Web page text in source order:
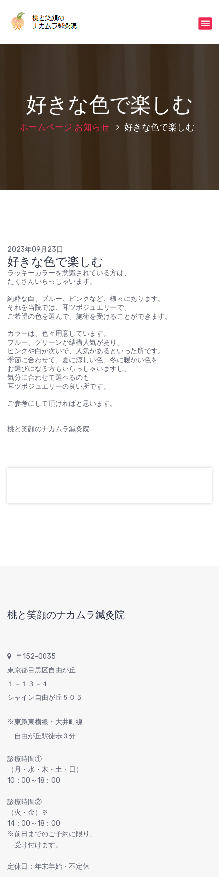
不眠・冷え・ストレスはご相談下さい
好きな色で楽しむ
ホームページ お知らせ 好きな色で楽しむ
2023年09月23日
好きな色で楽しむ
ラッキーカラーを意識されている方は、
たくさんいらっしゃいます。
純粋な白、ブルー、ピンクなど、様々にあります。
それを当院では、耳ツボジュエリーで、
ご希望の色を選んで、施術を受けることができます。
カラーは、色々用意しています。
ブルー、グリーンが結構人気があり、
ピンクや白が次いで、人気があるといった所です。
季節に合わせて、夏に涼しい色、冬に暖かい色を
お選びになる方もいらっしゃいますし、
気分に合わせて選べるのも
耳ツボジュエリーの良い所です。
ご参考にして頂ければと思います。
桃と笑顔のナカムラ鍼灸院
桃と笑顔のナカムラ鍼灸院
〒152-0035
東京都目黒区自由が丘
１－１３－４
シャイン自由が丘５０５
※東急東横線・大井町線
自由が丘駅徒歩３分
診療時間①
（月・水・木・土・日）
10：00～18：00
診療時間②
（火・金）※
14：00～18：00
※前日までのご予約に限り、
受け付けます。
定休日：年末年始・不定休